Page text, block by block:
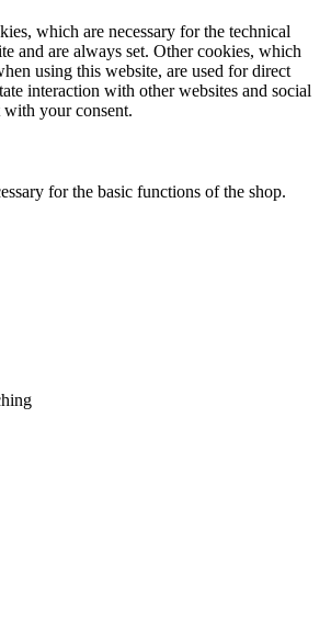
which are necessary for the technical
and are always set. Other cookies, which
using this website, are used for direct
interaction with other websites and social
your consent.
for the basic functions of the shop.